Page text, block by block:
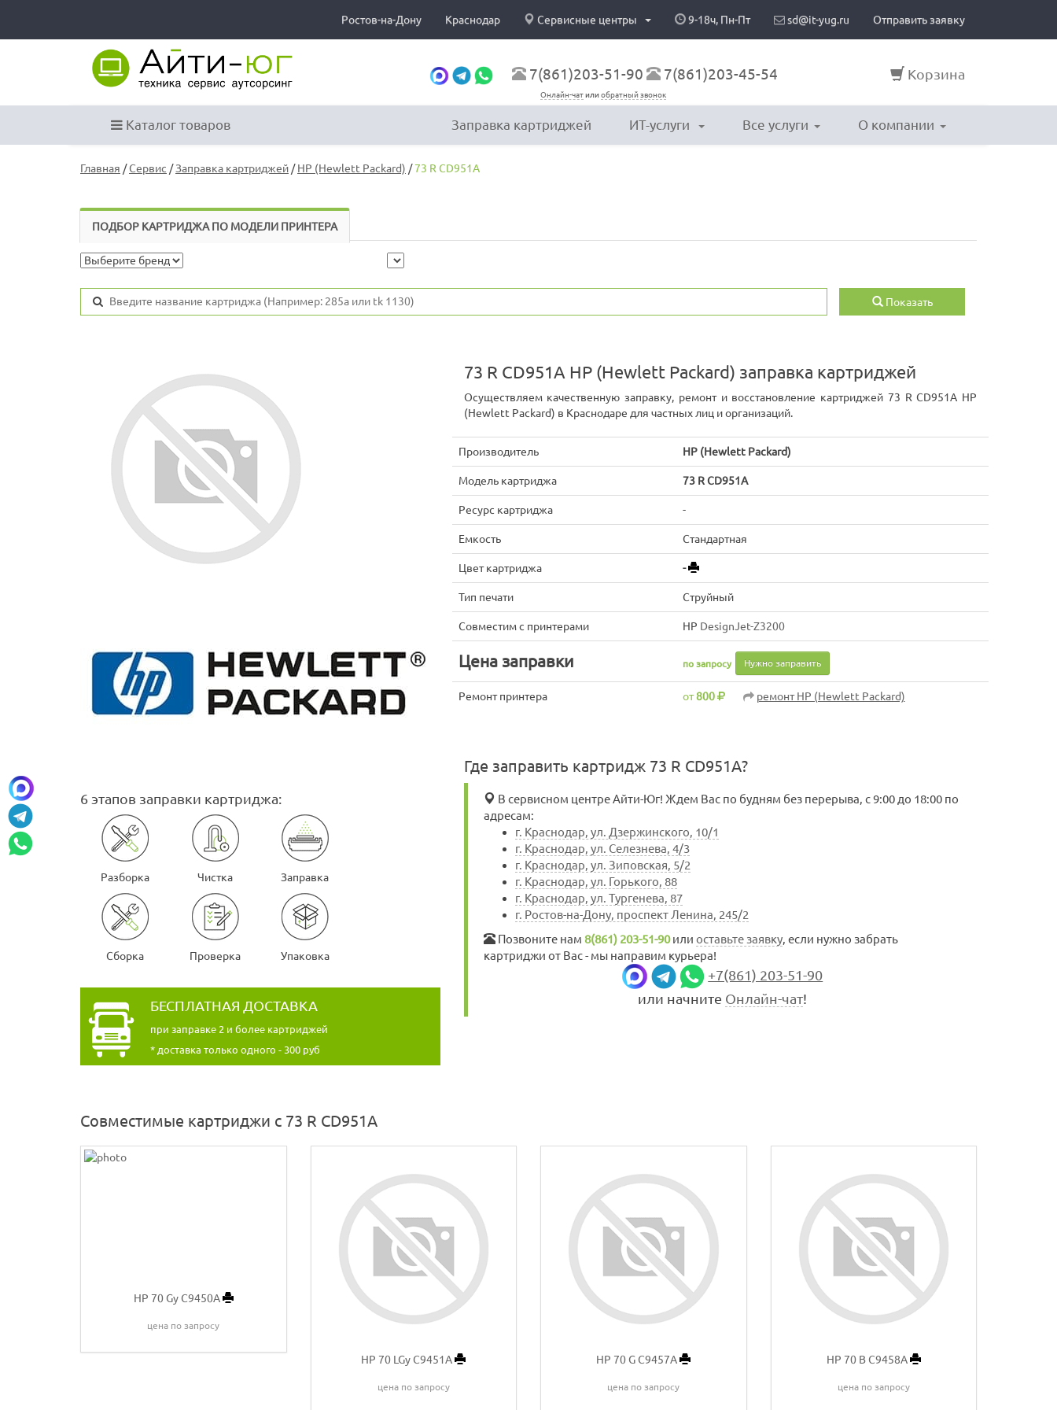
Ростов-на-Дону Краснодар Сервисные центры 9-18ч, Пн-Пт sd@it-yug.ru Отправить заявку
7(861)203-51-90 7(861)203-45-54
Онлайн-чатилиобратный звонок
Корзина
Каталог товаров Заправка картриджей ИТ-услуги Все услуги О компании
Главная /Сервис /Заправка картриджей/HP (Hewlett Packard) /73 R CD951A
ПОДБОР КАРТРИДЖА ПО МОДЕЛИ ПРИНТЕРА
Показать
6 этапов заправки картриджа:
Разборка Чистка Заправка
Сборка Проверка Упаковка
БЕСПЛАТНАЯ ДОСТАВКА
при заправке 2 и более картриджей
* доставка только одного - 300 руб
73 R CD951A HP (Hewlett Packard) заправка картриджей
Осуществляем качественную заправку, ремонт и восстановление картриджей 73 R CD951A HP
(Hewlett Packard) в Краснодаре для частных лиц и организаций.
Производитель HP (Hewlett Packard)
Модель картриджа 73 R CD951A
Ресурс картриджа -
Емкость Стандартная
Цвет картриджа -
Тип печати Струйный
Совместим с принтерами HP DesignJet-Z3200
Цена заправки по запросу Нужно заправить
Ремонт принтера от800 ремонт HP (Hewlett Packard)
Где заправить картридж 73 R CD951A?
В сервисном центре Айти-Юг! Ждем Вас по будням без перерыва, с 9:00 до 18:00 по
адресам:
г. Краснодар, ул. Дзержинского, 10/1
г. Краснодар, ул. Селезнева, 4/3
г. Краснодар, ул. Зиповская, 5/2
г. Краснодар, ул. Горького, 88
г. Краснодар, ул. Тургенева, 87
г. Ростов-на-Дону, проспект Ленина, 245/2
Позвоните нам 8(861) 203-51-90или оставьте заявку, если нужно забрать
картриджи от Вас - мы направим курьера!
+7(861) 203-51-90
или начните Онлайн-чат!
Совместимые картриджи с 73 R CD951A
HP 70 Gy C9450A
цена по запросу
HP 70 LGy C9451A
цена по запросу
HP 70 G C9457A
цена по запросу
HP 70 B C9458A
цена по запросу